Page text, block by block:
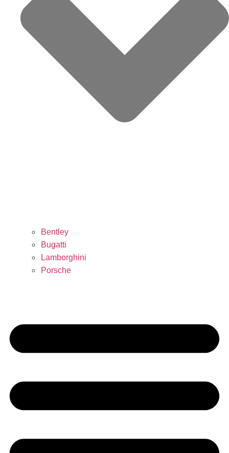
Bentley
Bugatti
Lamborghini
Porsche